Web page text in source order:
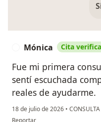
Mónica Cita
Fue mi primera
sentí escuchada
reales de ayudarme.
18 de julio de 2026 •
en opinión del usuario Mónica